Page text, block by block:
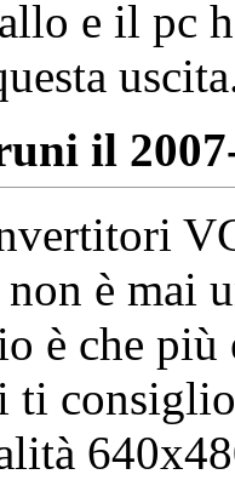
e il pc
il
è mai
è che più
ti